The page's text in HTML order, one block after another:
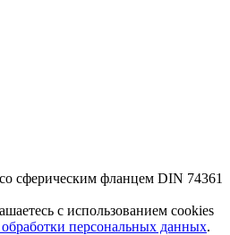
сферическим фланцем DIN 74361
с использованием cookies
персональных данных.